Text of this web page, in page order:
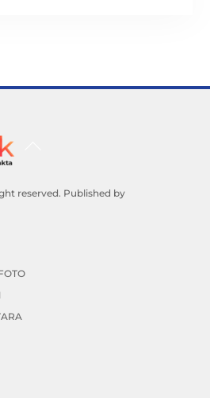
reserved. Published by